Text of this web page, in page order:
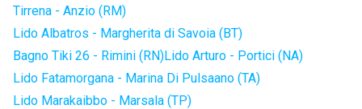
Tirrena - Anzio (RM)
Lido Albatros - Margherita di Savoia (BT)
Bagno Tiki 26 - Rimini (RN)Lido Arturo - Portici (NA)
Lido Fatamorgana - Marina Di Pulsaano (TA)
Lido Marakaibbo - Marsala (TP)